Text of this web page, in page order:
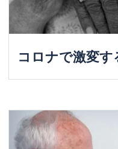
コロナで激変